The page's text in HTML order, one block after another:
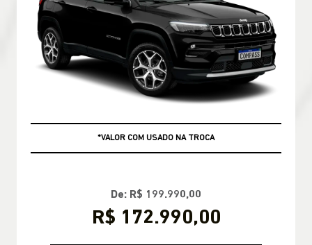
*VALOR COM USADO NA TROCA
De: R$ 199.990,00
R$ 172.990,00